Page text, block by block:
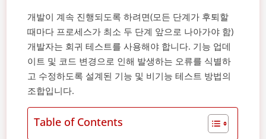
개발이 계속 진행되도록 하려면(모든 단계가 후퇴할
때마다 프로세스가 최소 두 단계 앞으로 나아가야 함)
개발자는 회귀 테스트를 사용해야 합니다. 기능 업데
이트 및 코드 변경으로 인해 발생하는 오류를 식별하
고 수정하도록 설계된 기능 및 비기능 테스트 방법의
조합입니다.
Table of Contents